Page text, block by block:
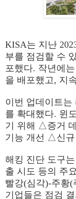
KISA는 지난
부를 점검할 수
포했다. 작년에
을 배포했고, 지
이번 업데이트는
를 확대했다. 윈
기 위해 △증거
기능 개선 △신규
해킹 진단 도구
출 시도 등의 주
빨강(심각)-주황
기업들은 점검